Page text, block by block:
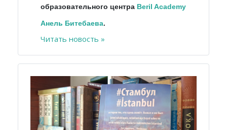
образовательного центра Beril Academy
Анель Битебаева.
Читать новость »